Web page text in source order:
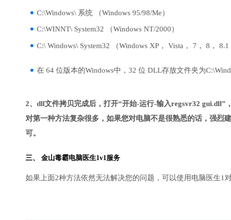
C:\Windows\ 系统 （Windows 95/98/Me）
C:\WINNT\ System32 （Windows NT/2000）
C:\ Windows\ System32 （Windows XP， Vista， 7， 8， 8.1
在 64 位版本的Windows中，32 位 DLL存放文件夹为
2、dll文件拷贝完成后，打开“开始-运行-输入regsvr32
对第一种方法复杂很多，如果您对电脑不是很熟悉的话，强烈
可。
三、 金山毒霸电脑医生1v1服务
如果上面2种方法依然无法解决您的问题，可以使用电脑医生1